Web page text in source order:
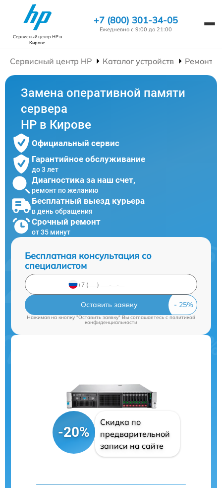
Сервисный центр HPв
Кирове
+7 (800) 301-34-05
Ежедневно с 9:00 до 21:00
Сервисный центр HP Каталог устройств Ремонт
Замена оперативной памяти
сервера
HP в Кирове
Официальный сервис
Гарантийное обслуживание
до 3 лет
Диагностика за наш счет,
ремонт по желанию
Бесплатный выезд курьера
в день обращения
Срочный ремонт
от 35 минут
Бесплатная консультация со
специалистом
Оставить заявку
Нажимая на кнопку "Оставить заявку" Вы соглашаетесь cполитикой
конфиденциальности
-20%
Скидка по
предварительной
записи на сайте